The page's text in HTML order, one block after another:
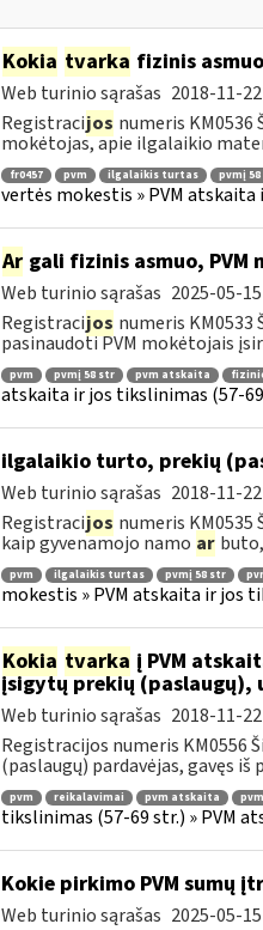
Kokia tvarka fizinis
Web turinio sąrašas 2018-11-22
Registracijos numeris KM0536
mokėtojas, apie ilgalaikio
fr0457 pvm ilgalaikis turtas pvmį
vertės mokestis » PVM
Argali fizinis asmuo, PVM
Web turinio sąrašas 2025-05-15
Registracijos numeris
pasinaudoti PVM mokėtojais
pvm pvmį 58 str pvm atskaita
atskaita ir jos tikslinimas (57-
ilgalaikio turto, prekių
Web turinio sąrašas 2018-11-22
Registracijos numeris
kaip gyvenamojo namo ar
pvm ilgalaikis turtas pvmį 58 str
mokestis » PVM atskaita ir jos
Kokia tvarka į PVM
įsigytų prekių (paslaugų),
Web turinio sąrašas 2018-11-22
Registracijos numeris KM0556
(paslaugų) pardavėjas, gavęs
pvm reikalavimai pvm atskaita
tikslinimas (57-69 str.) » PVM
Kokie pirkimo PVM sumų
Web turinio sąrašas 2025-05-15